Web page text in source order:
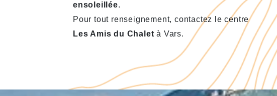
ensoleillée.
Pour tout renseignement, contactez le centre
Les Amis du Chaletà Vars.